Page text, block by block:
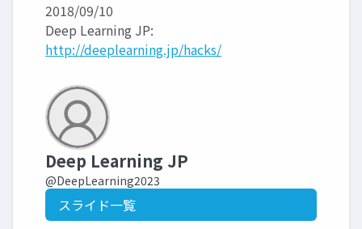
2018/09/10
Deep Learning JP:
http://deeplearning.jp/hacks/
Deep Learning JP
@DeepLearning2023
スライド一覧